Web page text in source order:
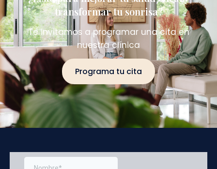
transformar tu sonrisa?
Te invitamos a programar una cita en
nuestra clínica
Programa tu cita